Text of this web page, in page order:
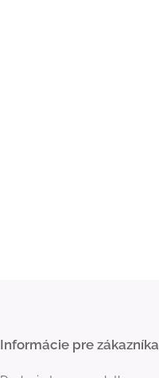
Informácie pre zákazníka